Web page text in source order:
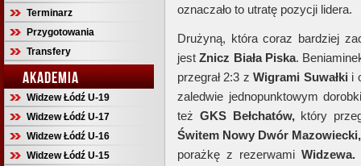
Terminarz
Przygotowania
Transfery
AKADEMIA
Widzew Łódź U-19
Widzew Łódź U-17
Widzew Łódź U-16
Widzew Łódź U-15
oznaczało to utratę pozycji lidera.
Drużyną, która coraz bardziej
jestZnicz Biała Piska.
przegrał 2:3 zWigrami Suwałki i
zaledwie jednopunktowym
też GKS Bełchatów,który
Świtem Nowy Dwór Mazowiecki,
porażkę z rezerwami Widzewa.